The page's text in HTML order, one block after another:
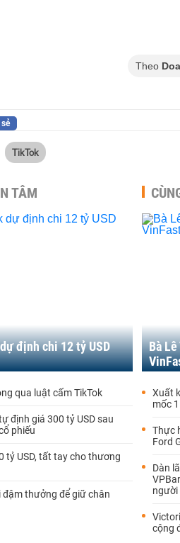
Theo
TikTok
TÂM
định chi 12 tỷ USD
qua luật cấm TikTok
định giá 300 tỷ USD sau
phiếu
tỷ USD, tất tay cho thương
đậm thưởng để giữ chân
Bà
Xuất
mốc
Thực
Ford
Dàn
người
cộng